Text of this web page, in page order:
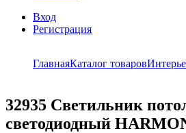
Вход
Регистрация
ГлавнаяКаталог товаров
32935 Светильник
светодиодный